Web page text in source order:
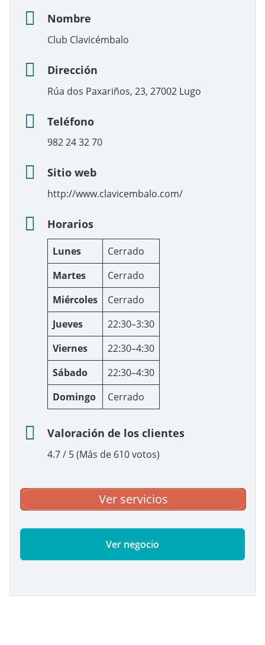
Nombre
Club Clavicémbalo
Dirección
Rúa dos Paxariños, 23, 27002 Lugo
Teléfono
982 24 32 70
Sitio web
http://www.clavicembalo.com/
Horarios
Lunes
Cerrado
Martes
Cerrado
Miércoles
Cerrado
Jueves
22:30–3:30
Viernes
22:30–4:30
Sábado
22:30–4:30
Domingo
Cerrado
Valoración de los clientes
4.7 / 5 (Más de 610 votos)
Ver servicios
Ver negocio